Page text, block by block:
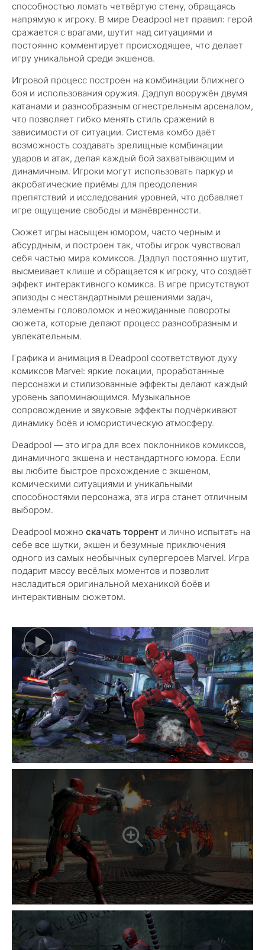
способностью ломать четвёртую стену, обращаясь
напрямую к игроку. В мире Deadpool нет правил: герой
сражается с врагами, шутит над ситуациями и
постоянно комментирует происходящее, что делает
игру уникальной среди экшенов.
Игровой процесс построен на комбинации ближнего
боя и использования оружия. Дэдпул вооружён двумя
катанами и разнообразным огнестрельным арсеналом,
что позволяет гибко менять стиль сражений в
зависимости от ситуации. Система комбо даёт
возможность создавать зрелищные комбинации
ударов и атак, делая каждый бой захватывающим и
динамичным. Игроки могут использовать паркур и
акробатические приёмы для преодоления
препятствий и исследования уровней, что добавляет
игре ощущение свободы и манёвренности.
Сюжет игры насыщен юмором, часто черным и
абсурдным, и построен так, чтобы игрок чувствовал
себя частью мира комиксов. Дэдпул постоянно шутит,
высмеивает клише и обращается к игроку, что создаёт
эффект интерактивного комикса. В игре присутствуют
эпизоды с нестандартными решениями задач,
элементы головоломок и неожиданные повороты
сюжета, которые делают процесс разнообразным и
увлекательным.
Графика и анимация в Deadpool соответствуют духу
комиксов Marvel: яркие локации, проработанные
персонажи и стилизованные эффекты делают каждый
уровень запоминающимся. Музыкальное
сопровождение и звуковые эффекты подчёркивают
динамику боёв и юмористическую атмосферу.
Deadpool — это игра для всех поклонников комиксов,
динамичного экшена и нестандартного юмора. Если
вы любите быстрое прохождение с экшеном,
комическими ситуациями и уникальными
способностями персонажа, эта игра станет отличным
выбором.
Deadpool можно скачать торрент и лично испытать на
себе все шутки, экшен и безумные приключения
одного из самых необычных супергероев Marvel. Игра
подарит массу весёлых моментов и позволит
насладиться оригинальной механикой боёв и
интерактивным сюжетом.